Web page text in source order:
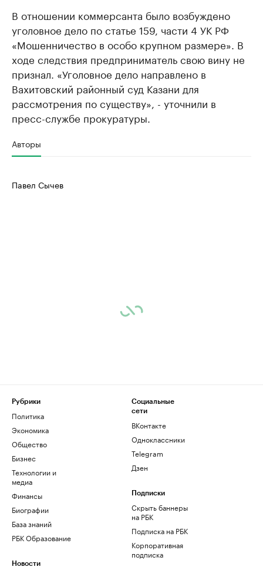
В отношении коммерсанта было возбуждено
уголовное дело по статье 159, части 4 УК РФ
«Мошенничество в особо крупном размере». В
ходе следствия предприниматель свою вину не
признал. «Уголовное дело направлено в
Вахитовский районный суд Казани для
рассмотрения по существу», - уточнили в
пресс-службе прокуратуры.
Авторы
Павел Сычев
Рубрики
Политика
Экономика
Общество
Бизнес
Технологии и
медиа
Финансы
Биографии
База знаний
РБК Образование
Новости
Социальные
сети
ВКонтакте
Одноклассники
Telegram
Дзен
Подписки
Скрыть баннеры
на РБК
Подписка на РБК
Корпоративная
подписка